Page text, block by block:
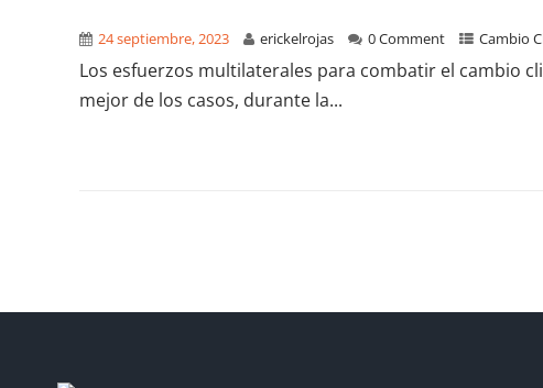
24 septiembre, 2023 erickelrojas 0 Comment Cambio
Los esfuerzos multilaterales para combatir el cambio
mejor de los casos, durante la...